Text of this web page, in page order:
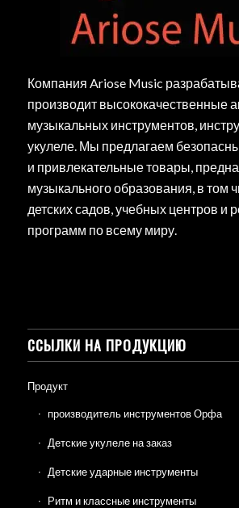
Компания Ariose Music
производит высококачественные
музыкальных инструментов,
укулеле. Мы предлагаем
и привлекательные товары,
музыкального образования, в том
детских садов, учебных центров и
программ по всему миру.
ССЫЛКИ НА ПРОДУКЦИЮ
Продукт
производитель инструментов Орфа
Детские укулеле на заказ
Детские ударные инструменты
Ритм и классные инструменты